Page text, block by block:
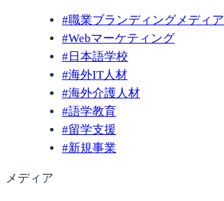
#職業ブランディングメディア
#Webマーケティング
# 日本語学校
#海外IT人材
#海外介護人材
#語学教育
#留学支援
#新規事業
メディア